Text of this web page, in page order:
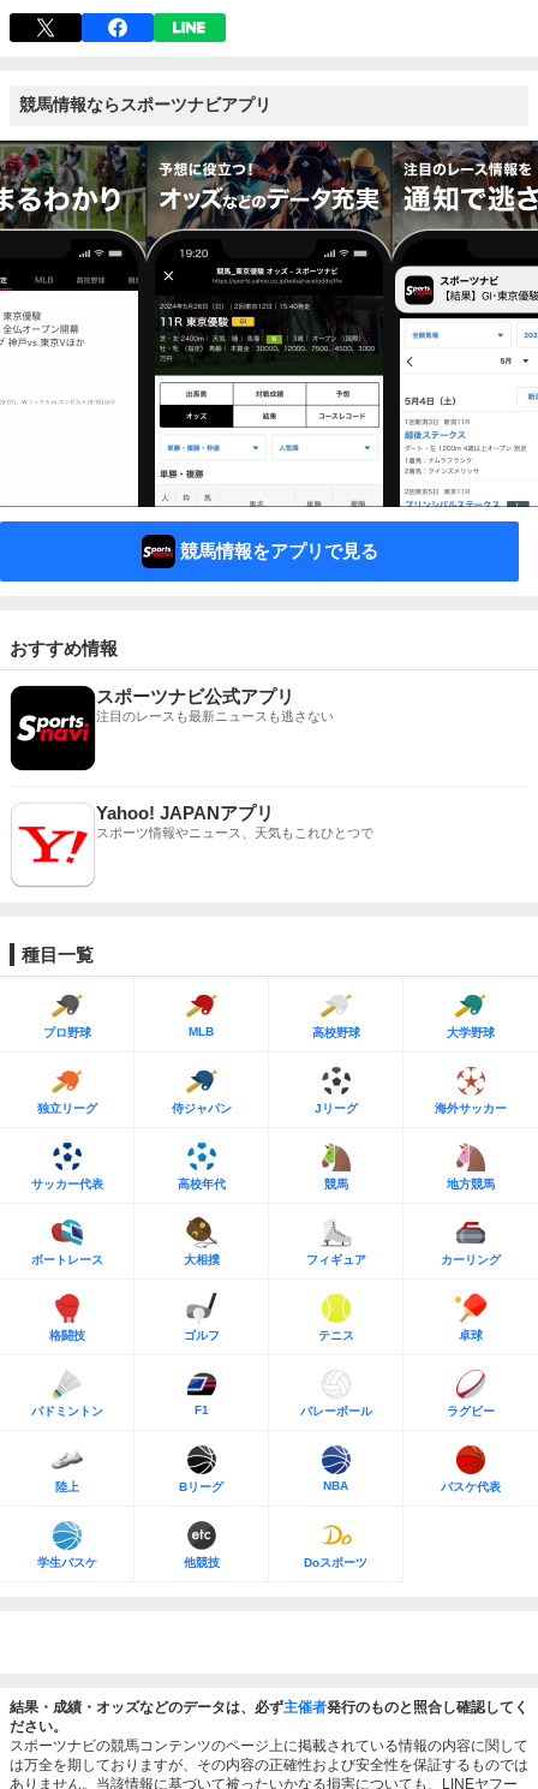
競馬情報ならスポーツナビアプリ
競馬情報をアプリで見る
おすすめ情報
スポーツナビ公式アプリ
注目のレースも最新ニュースも逃さない
Yahoo! JAPANアプリ
スポーツ情報やニュース、天気もこれひとつで
種目一覧
プロ野球 MLB 高校野球 大学野球
独立リーグ 侍ジャパン Jリーグ 海外サッカー
サッカー代表 高校年代 競馬 地方競馬
ボートレース 大相撲 フィギュア カーリング
格闘技 ゴルフ テニス 卓球
バドミントン F1 バレーボール ラグビー
陸上 Bリーグ NBA バスケ代表
学生バスケ 他競技 Doスポーツ
結果・成績・オッズなどのデータは、必ず主催者発行のものと照合し確認してく
ださい。
スポーツナビの競馬コンテンツのページ上に掲載されている情報の内容に関して
は万全を期しておりますが、その内容の正確性および安全性を保証するものでは
ありません。当該情報に基づいて被ったいかなる損害についても、LINEヤフー